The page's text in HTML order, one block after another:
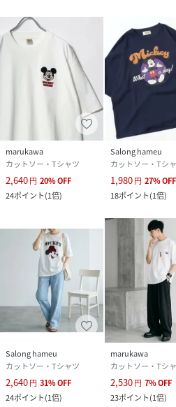
カレッジロゴ、ラグラン、ボーダ
ク、ピグメントバンドT、ビンテ
繍、バック/袖プリント、ユニホ
ストアイテムのキャラクター半袖
ットトレーナーやプルオーバーパ
ー、カーディガン、ハーフジッ
シャツとカラー配色で組み合わ
ススメです。オーバーサイズのオ
や総柄シャツに古着風のダメージ
ズ、グルカパンツ、チノパンツ、
パンツ、ワイドタックパンツ、カ
タリージャケット、ファーブルゾ
ェイクレザージャケット、ジャー
ックジャケット、マウンテンパー
ト、スポーツ系のナイロンシャ
などの軽アウターなどと合わせ
す｡ユニセックスなデザインはシ
素材のレースアイテム、マーメイ
ート、サロペット、オールインワ
の子にもおすすめです。靴はスニ
ーツのような革靴でまとめるとき
ます。ボディバッグやショルダー
トート、ロゴキャップやハットな
marukawa
カットソー・Tシャツ
2,640円 20%OFF
24ポイント(1倍)
Salong hameu
カットソー・Tシ
1,980円 27%OFF
18ポイント(1倍)
Salong hameu
カットソー・Tシャツ
2,640円 31%OFF
24ポイント(1倍)
marukawa
カットソー・Tシ
2,530円 7%OFF
23ポイント(1倍)